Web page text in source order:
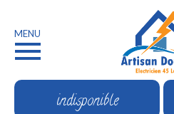
MENU
indisponible